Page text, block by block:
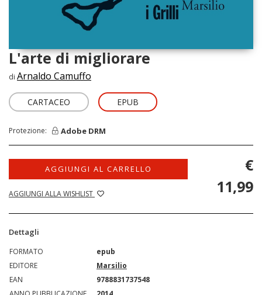
L'arte di migliorare
di Arnaldo Camuffo
CARTACEO EPUB
Protezione: Adobe DRM
AGGIUNGI AL CARRELLO
AGGIUNGI ALLA WISHLIST
€
11,99
Dettagli
FORMATO
epub
EDITORE
Marsilio
EAN
9788831737548